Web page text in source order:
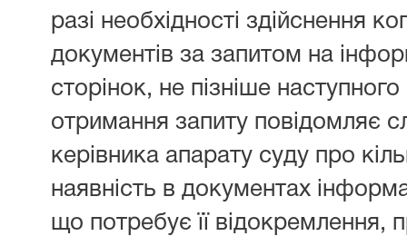
разі необхідності здійснення
документів за запитом на
сторінок, не пізніше
отримання запиту повідомляє
керівника апарату суду про
наявність в документах
що потребує її відокремлення,